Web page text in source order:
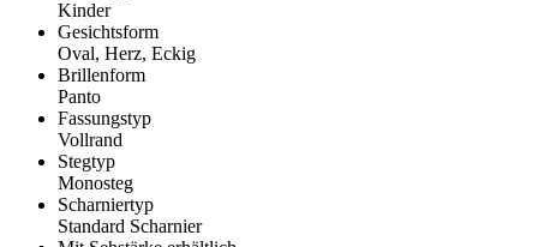
Kinder
Gesichtsform
Oval, Herz, Eckig
Brillenform
Panto
Fassungstyp
Vollrand
Stegtyp
Monosteg
Scharniertyp
Standard Scharnier